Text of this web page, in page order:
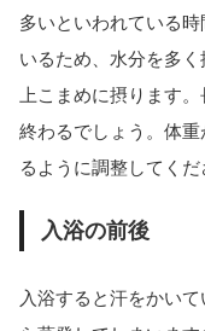
多いといわれている
いるため、水分を多
上こまめに摂ります
終わるでしょう。体
るように調整してくだ
入浴の前後
入浴すると汗をかい